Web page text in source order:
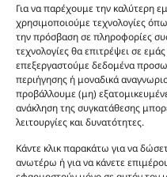
Για να παρέχουμε την καλύτερη
χρησιμοποιούμε τεχνολογίες
την πρόσβαση σε πληροφορίες
τεχνολογίες θα επιτρέψει σε
επεξεργαστούμε δεδομένα
περιήγησης ή μοναδικά
προβάλλουμε (μη)
ανάκληση της συγκατάθεσης
λειτουργίες και δυνατότητες.
Κάντε κλικ παρακάτω για να
ανωτέρω ή για να κάνετε
Body Mist Bulgari Femme 100ml
Body Lotion Gold Shimmer Bulgari
Body Lotion Bulgari Femme 200ml
Body Lotion Bulgari Femme 100ml